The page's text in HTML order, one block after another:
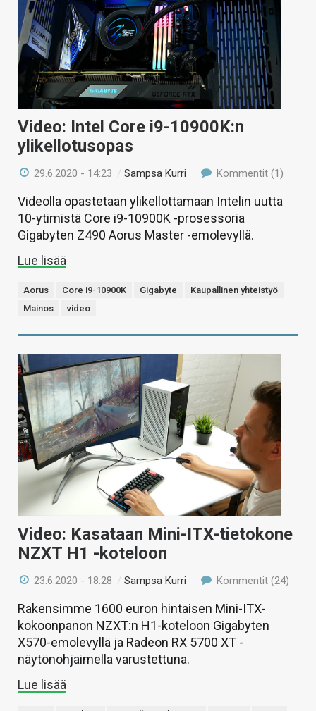
Video: Intel Core i9-10900K:n
ylikellotusopas
29.6.2020 - 14:23 /Sampsa Kurri Kommentit (1)
Videolla opastetaan ylikellottamaan Intelin uutta
10-ytimistä Core i9-10900K -prosessoria
Gigabyten Z490 Aorus Master -emolevyllä.
Lue lisää
Aorus Core i9-10900K Gigabyte
Kaupallinen yhteistyö
Mainos
video
Video: Kasataan Mini-ITX-tietokone
NZXT H1 -koteloon
23.6.2020 - 18:28 /Sampsa Kurri Kommentit (24)
Rakensimme 1600 euron hintaisen Mini-ITX-
kokoonpanon NZXT:n H1-koteloon Gigabyten
X570-emolevyllä ja Radeon RX 5700 XT -
näytönohjaimella varustettuna.
Lue lisää